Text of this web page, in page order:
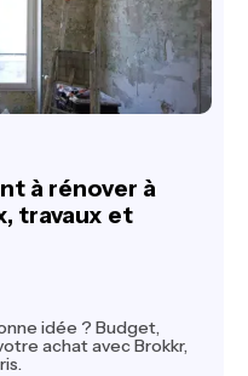
à rénover à
travaux et
idée ? Budget,
achat avec Brokkr,